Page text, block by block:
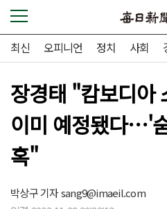
최신 오피니언 정치 사회
장경태 "캄보디아
이미 예정됐다…'
혹"
박상구 기자sang9@imaeil.com